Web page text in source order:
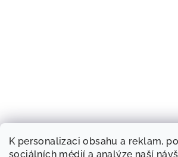
K personalizaci obsahu a reklam,
sociálních médií a analýze naší